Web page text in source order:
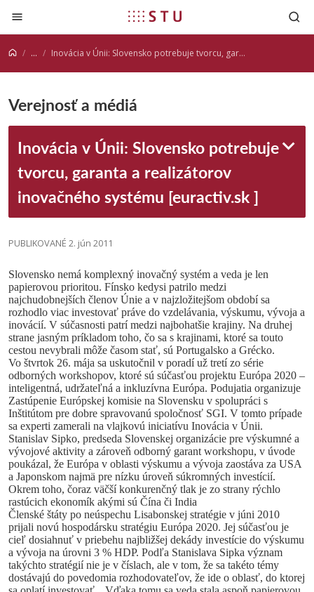
Prejsť na obsah
... Inovácia v Únii: Slovensko potrebuje tvorcu, garanta a realizátorov inovačného systému [euractiv.sk ]
Verejnosť a médiá
Inovácia v Únii: Slovensko potrebuje
tvorcu, garanta a realizátorov
inovačného systému [euractiv.sk ]
PUBLIKOVANÉ 2. jún 2011
Slovensko nemá komplexný inovačný systém a veda je len
papierovou prioritou. Fínsko kedysi patrilo medzi
najchudobnejších členov Únie a v najzložitejšom období sa
rozhodlo viac investovať práve do vzdelávania, výskumu, vývoja a
inovácií. V súčasnosti patrí medzi najbohatšie krajiny. Na druhej
strane jasným príkladom toho, čo sa s krajinami, ktoré sa touto
cestou nevybrali môže časom stať, sú Portugalsko a Grécko.
Vo štvrtok 26. mája sa uskutočnil v poradí už tretí zo série
odborných workshopov, ktoré sú súčasťou projektu Európa 2020 –
inteligentná, udržateľná a inkluzívna Európa. Podujatia organizuje
Zastúpenie Európskej komisie na Slovensku v spolupráci s
Inštitútom pre dobre spravovanú spoločnosť SGI. V tomto prípade
sa experti zamerali na vlajkovú iniciatívu Inovácia v Únii.
Stanislav Sipko, predseda Slovenskej organizácie pre výskumné a
vývojové aktivity a zároveň odborný garant workshopu, v úvode
poukázal, že Európa v oblasti výskumu a vývoja zaostáva za USA
a Japonskom najmä pre nízku úroveň súkromných investícií.
Okrem toho, čoraz väčší konkurenčný tlak je zo strany rýchlo
rastúcich ekonomík akými sú Čína či India
Členské štáty po neúspechu Lisabonskej stratégie v júni 2010
prijali novú hospodársku stratégiu Európa 2020. Jej súčasťou je
cieľ dosiahnuť v priebehu najbližšej dekády investície do výskumu
a vývoja na úrovni 3 % HDP. Podľa Stanislava Sipka význam
takýchto stratégií nie je v číslach, ale v tom, že sa takéto témy
dostávajú do povedomia rozhodovateľov, že ide o oblasť, do ktorej